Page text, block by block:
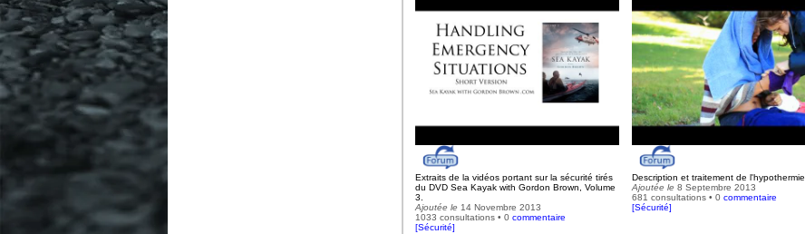
Extraits de la vidéos portant sur la sécurité tirés
du DVD Sea Kayak with Gordon Brown, Volume
3.
Ajoutée le 14 Novembre 2013
1033 consultations • 0 commentaire
[Sécurité]
Description et traitement de l'hypothermie
Ajoutée le 8 Septembre 2013
681 consultations • 0 commentaire
[Sécurité]